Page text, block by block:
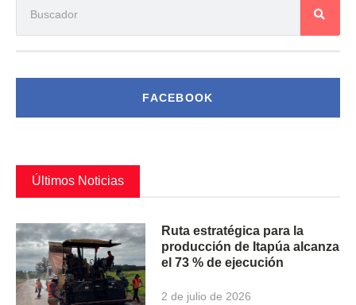
FACEBOOK
Últimos Noticias
Ruta estratégica para la
producción de Itapúa alcanza
el 73 % de ejecución
2 de julio de 2026